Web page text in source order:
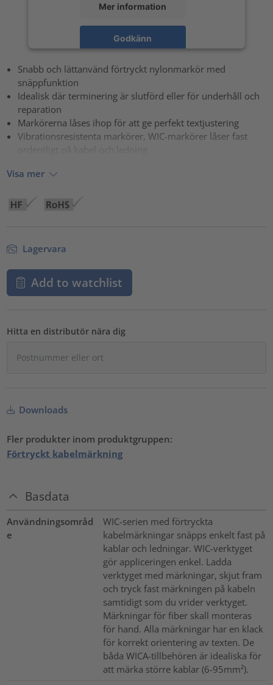
Mer information
Godkänn
Snabb och lättanvänd förtryckt nylonmarkör med
snäppfunktion
Idealisk där terminering är slutförd eller för underhåll och
reparation
Markörerna låses ihop för att ge perfekt textjustering
Vibrationsresistenta markörer, WIC-markörer låser fast
Visa mer
Lagervara
Add to watchlist
Hitta en distributör nära dig
Downloads
Fler produkter inom produktgruppen:
Förtryckt kabelmärkning
Basdata
Användningsområd
e
WIC-serien med förtryckta
kabelmärkningar snäpps enkelt fast på
kablar och ledningar. WIC-verktyget
gör appliceringen enkel. Ladda
verktyget med märkningar, skjut fram
och tryck fast märkningen på kabeln
samtidigt som du vrider verktyget.
Märkningar för fiber skall monteras
för hand. Alla märkningar har en klack
för korrekt orientering av texten. De
båda WICA-tillbehören är idealiska för
att märka större kablar (6-95mm²).